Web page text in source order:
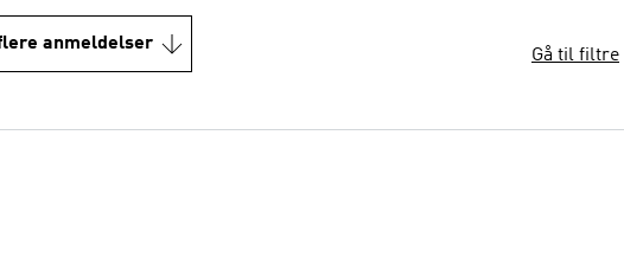
anmeldelser
Gå til filtre